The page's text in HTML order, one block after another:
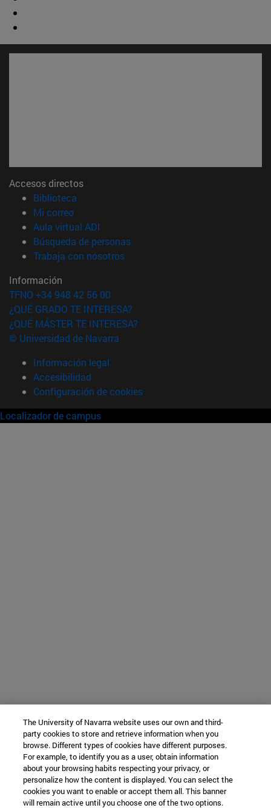
Accesos directos
Biblioteca
Mi correo(abre en nueva ventana)
Aula virtual ADI
Búsqueda de personas(abre en nueva ventana)
Trabaja con nosotros(abre en nueva ventana)
Información
TFNO +34 948 42 56 00
¿QUÉ GRADO TE INTERESA?
¿QUÉ MÁSTER TE INTERESA?
© Universidad de Navarra
Información legal
Accesibilidad
Configuración de cookies
Localizador de campus
The University of Navarra website uses our own and third-
party cookies to store and retrieve information when you
browse. Different types of cookies have different purposes.
For example, to identify you as a user, obtain information
about your browsing habits respecting your privacy, or
personalize how the content is displayed. You can select the
cookies you want to enable or accept them all. This banner
will remain active until you choose one of the two options.